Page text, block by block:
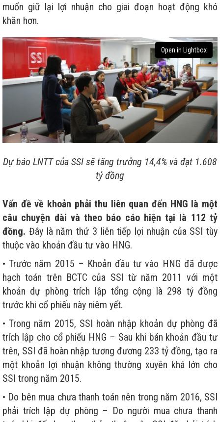
muốn giữ lại lợi nhuận cho giai đoạn hoạt động khó
khăn hơn.
Open in Lightbox
Dự báo LNTT của SSI sẽ tăng trưởng 14,4% và đạt 1.608
tỷ đồng
Vấn đề về khoản phải thu liên quan đến HNG là một
câu chuyện dài và theo báo cáo hiện tại là 112 tỷ
đồng. Đây là năm thứ 3 liên tiếp lợi nhuận của SSI tùy
thuộc vào khoản đầu tư vào HNG.
• Trước năm 2015 – Khoản đầu tư vào HNG đã được
hạch toán trên BCTC của SSI từ năm 2011 với một
khoản dự phòng trích lập tổng cộng là 298 tỷ đồng
trước khi cổ phiếu này niêm yết.
• Trong năm 2015, SSI hoàn nhập khoản dự phòng đã
trích lập cho cổ phiếu HNG – Sau khi bán khoản đầu tư
trên, SSI đã hoàn nhập tương đương 233 tỷ đồng, tạo ra
một khoản lợi nhuận không thường xuyên khá lớn cho
SSI trong năm 2015.
• Do bên mua chưa thanh toán nên trong năm 2016, SSI
phải trích lập dự phòng – Do người mua chưa thanh